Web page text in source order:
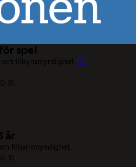
spel
tillsynsmyndighet.Till
31.
år
tillsynsmyndighet.
31.